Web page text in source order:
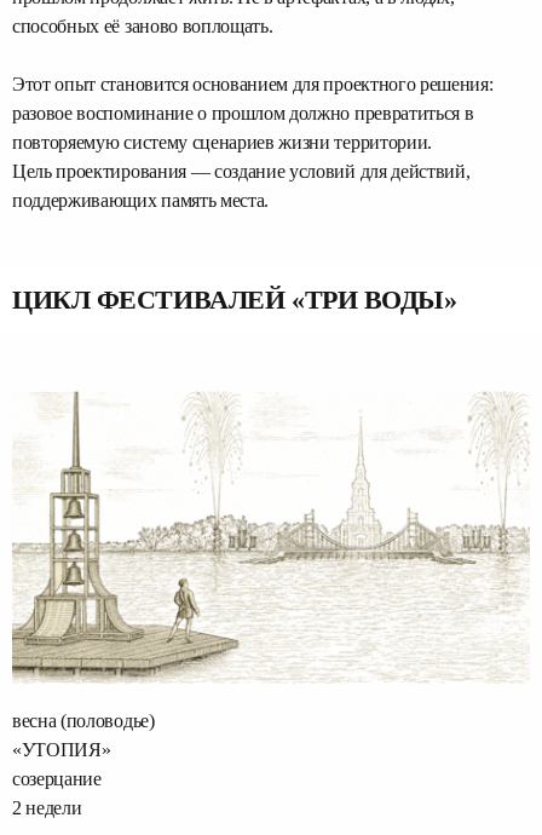
способных её заново воплощать.
Этот опыт становится основанием для проектного решения:
разовое воспоминание о прошлом должно превратиться в
повторяемую систему сценариев жизни территории.
Цель проектирования — создание условий для действий,
поддерживающих память места.
ЦИКЛ ФЕСТИВАЛЕЙ «ТРИ ВОДЫ»
весна (половодье)
«УТОПИЯ»
созерцание
2 недели